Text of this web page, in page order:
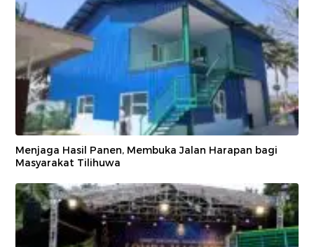
Menjaga Hasil Panen, Membuka Jalan Harapan bagi
Masyarakat Tilihuwa